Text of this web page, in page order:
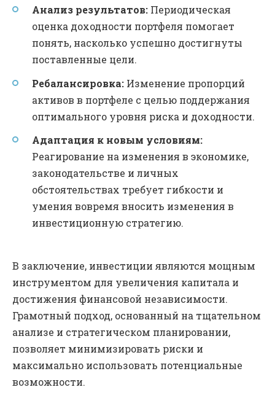
Анализ результатов: Периодическая
оценка доходности портфеля помогает
понять, насколько успешно достигнуты
поставленные цели.
Ребалансировка: Изменение пропорций
активов в портфеле с целью поддержания
оптимального уровня риска и доходности.
Адаптация к новым условиям:
Реагирование на изменения в экономике,
законодательстве и личных
обстоятельствах требует гибкости и
умения вовремя вносить изменения в
инвестиционную стратегию.
В заключение, инвестиции являются мощным
инструментом для увеличения капитала и
достижения финансовой независимости.
Грамотный подход, основанный на тщательном
анализе и стратегическом планировании,
позволяет минимизировать риски и
максимально использовать потенциальные
возможности.